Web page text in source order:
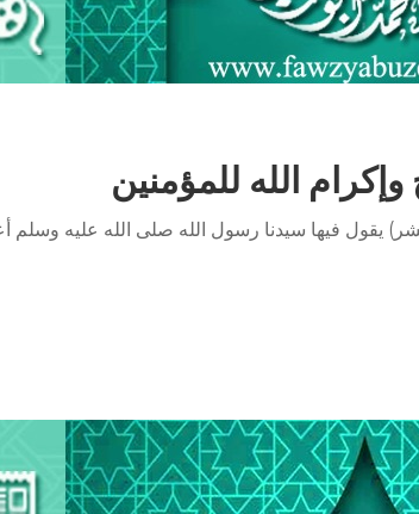
الله للمؤمنين
يقول فيها سيدنا رسول الله صلى الله عليه وسلم